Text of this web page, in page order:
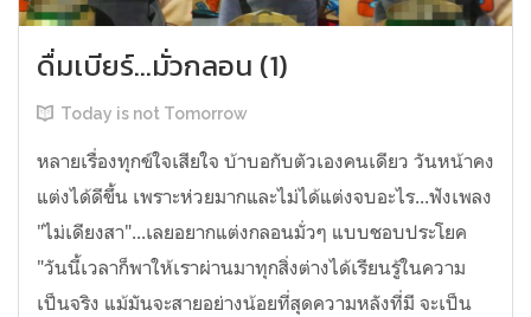
ดื่มเบียร์...มั่วกลอน (1)
Today is not Tomorrow
หลายเรื่องทุกข์ใจเสียใจ บ้าบอกับตัวเองคนเดียว วันหน้าคง
แต่งได้ดีขึ้น เพราะห่วยมากและไม่ได้แต่งจบอะไร...ฟังเพลง
"ไม่เดียงสา"...เลยอยากแต่งกลอนมั่วๆ แบบชอบประโยค
"วันนี้เวลาก็พาให้เราผ่านมาทุกสิ่งต่างได้เรียนรู้ในความ
เป็นจริง แม้มันจะสายอย่างน้อยที่สุดความหลังที่มี จะเป็น